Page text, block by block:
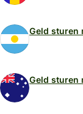
Geld sturen
Geld sturen